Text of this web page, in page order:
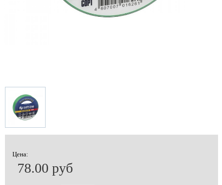
Цена:
78.00 руб